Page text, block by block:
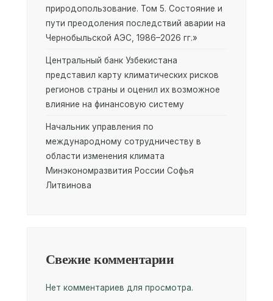
природопользование. Том 5. Состояние и
пути преодоления последствий аварии на
Чернобыльской АЭС, 1986–2026 гг.»
Центральный банк Узбекистана
представил карту климатических рисков
регионов страны и оценил их возможное
влияние на финансовую систему
Начальник управления по
международному сотрудничеству в
области изменения климата
Минэкономразвития России Софья
Литвинова
Свежие комментарии
Нет комментариев для просмотра.